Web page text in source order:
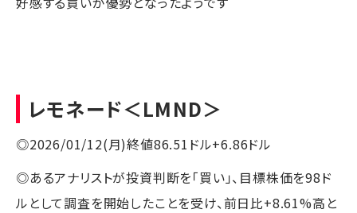
レモネード＜LMND＞
◎2026/01/12(月)終値86.51ドル+6.86ドル
◎あるアナリストが投資判断を「買い」、目標株価を98ド
ルとして調査を開始したことを受け、前日比+8.61%高と